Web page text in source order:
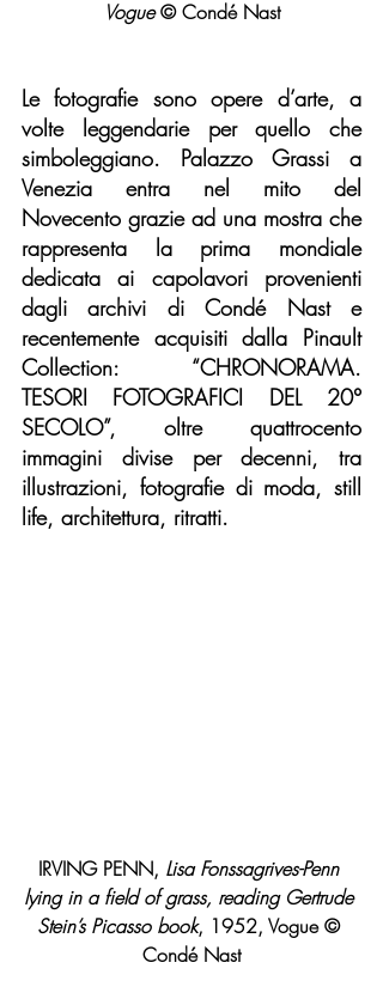
Vogue © Condé Nast
Le fotografie sono opere d’arte, a
volte leggendarie per quello che
simboleggiano. Palazzo Grassi a
Venezia entra nel mito del
Novecento grazie ad una mostra che
rappresenta la prima mondiale
dedicata ai capolavori provenienti
dagli archivi di Condé Nast e
recentemente acquisiti dalla Pinault
Collection: “CHRONORAMA.
TESORI FOTOGRAFICI DEL 20°
SECOLO”, oltre quattrocento
immagini divise per decenni, tra
illustrazioni, fotografie di moda, still
life, architettura, ritratti.
IRVING PENN, Lisa Fonssagrives-Penn
lying in a field of grass, reading Gertrude
Stein’s Picasso book, 1952, Vogue ©
Condé Nast